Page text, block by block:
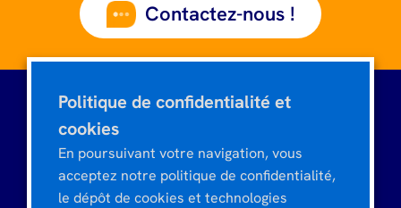
Contactez-nous !
Tour CIT Montparnasse
3, rue de l'Arrivée
75015 PARIS - FRANCE
Politique de confidentialité et
cookies
En poursuivant votre navigation, vous
acceptez notre politique de confidentialité,
le dépôt de cookies et technologies